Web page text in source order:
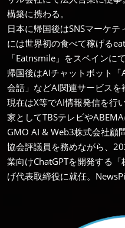
構築に携わる。
日本に帰国後はSNSマーケ
には世界初の食べて稼げる
「Eatnsmile」をスペインに
帰国後はAIチャットボット
会話」などAI関連サービスを
現在はX等でAI情報発信を行
家としてTBSテレビやABEMA
GMO AI & Web3株式会社顧
協会評議員を務めながら、
業向けChatGPTを開発する
げ代表取締役に就任。